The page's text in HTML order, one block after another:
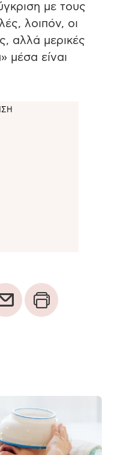
με τους
λοιπόν, οι
αλλά μερικές
μέσα είναι